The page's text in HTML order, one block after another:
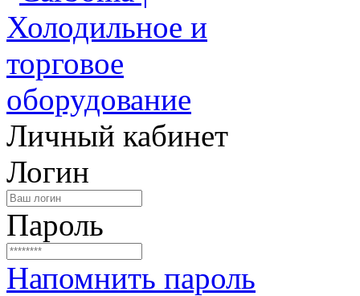
Личный кабинет
Логин
Пароль
Напомнить пароль